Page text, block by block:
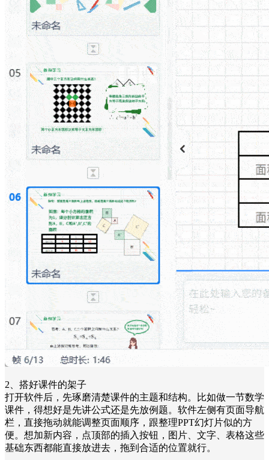
2、搭好课件的架子
打开软件后，先琢磨清楚课件的主题和结构。比如做一节数学
课件，得想好是先讲公式还是先放例题。软件左侧有页面导航
栏，直接拖动就能调整页面顺序，跟整理PPT幻灯片似的方
便。想加新内容，点顶部的插入按钮，图片、文字、表格这些
基础东西都能直接放进去，拖到合适的位置就行。